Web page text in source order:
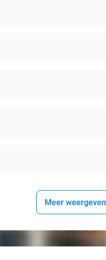
Meer weergeven